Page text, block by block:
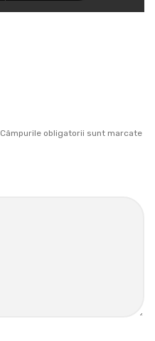
Câmpurile obligatorii sunt marcate